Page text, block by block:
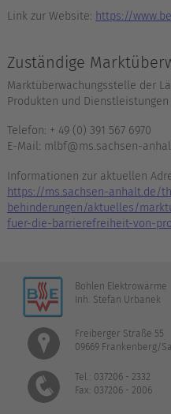
Link zur Website: https://
Zuständige
Marktüberwachungsstelle der
Produkten und Dienstleistungen
Telefon: + 49 (0) 391 567 6970
E-Mail: mlbf@ms.sachsen-
Informationen zur aktuellen
https://ms.sachsen-anhalt.de/
behinderungen/aktuelles/
fuer-die-barrierefreiheit-von-
Bohlen Elektrowärme
Inh. Stefan Urbanek
Freiberger Straße 55
09669 Frankenberg/
Tel.: 037206 - 2332
Fax: 037206 - 2006